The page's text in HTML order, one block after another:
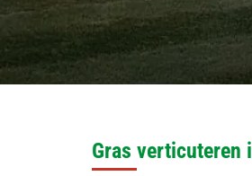
Gras verticuteren